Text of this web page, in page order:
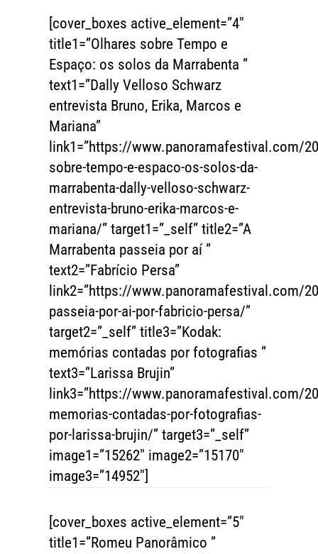
[cover_boxes active_element=”4″
title1=”Olhares sobre Tempo e
Espaço: os solos da Marrabenta ”
text1=”Dally Velloso Schwarz
entrevista Bruno, Erika, Marcos e
Mariana”
link1=”https://www.panoramafestival.com/
sobre-tempo-e-espaco-os-solos-da-
marrabenta-dally-velloso-schwarz-
entrevista-bruno-erika-marcos-e-
mariana/” target1=”_self” title2=”A
Marrabenta passeia por aí ”
text2=”Fabrício Persa”
link2=”https://www.panoramafestival.com/
passeia-por-ai-por-fabricio-persa/”
target2=”_self” title3=”Kodak:
memórias contadas por fotografias ”
text3=”Larissa Brujin”
link3=”https://www.panoramafestival.com/
memorias-contadas-por-fotografias-
por-larissa-brujin/” target3=”_self”
image1=”15262″ image2=”15170″
image3=”14952″]
[cover_boxes active_element=”5″
title1=”Romeu Panorâmico ”